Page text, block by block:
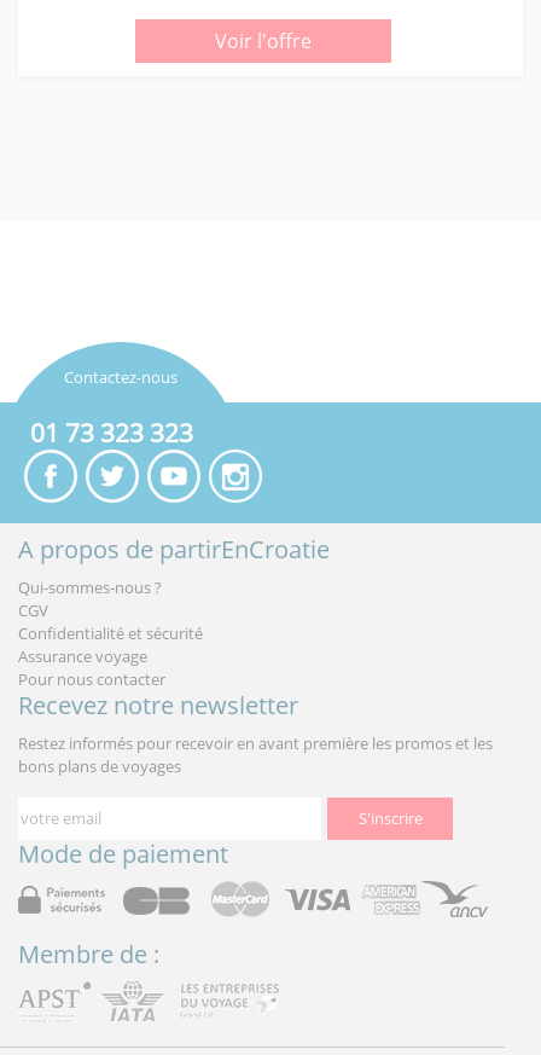
Voir l'offre
Contactez-nous
01 73 323 323
A propos de partirEnCroatie
Qui-sommes-nous ?
CGV
Confidentialité et sécurité
Assurance voyage
Pour nous contacter
Recevez notre newsletter
Restez informés pour recevoir en avant première les promos et les
bons plans de voyages
S'inscrire
Mode de paiement
Membre de :